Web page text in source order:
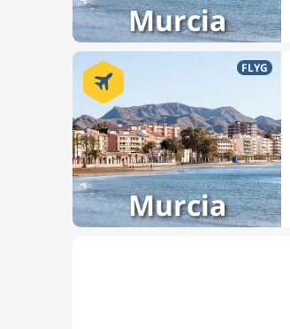
Murcia
Murcia
FLYG